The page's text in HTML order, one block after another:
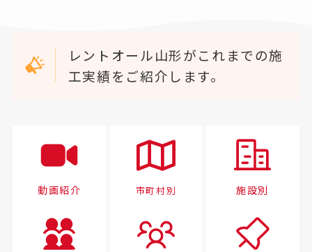
レントオール山形がこれまでの施
工実績をご紹介します。
動画紹介 市町村別 施設別